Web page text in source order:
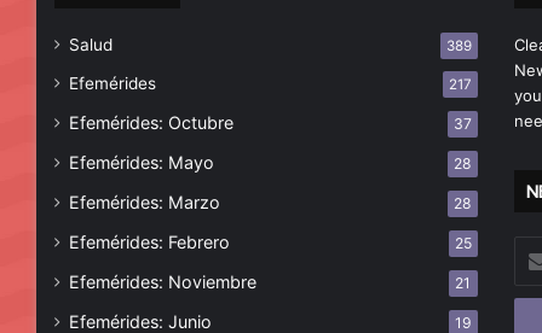
Salud 389
Efemérides 217
Efemérides: Octubre 37
Efemérides: Mayo 28
Efemérides: Marzo 28
Efemérides: Febrero 25
Efemérides: Noviembre 21
Efemérides: Junio 19